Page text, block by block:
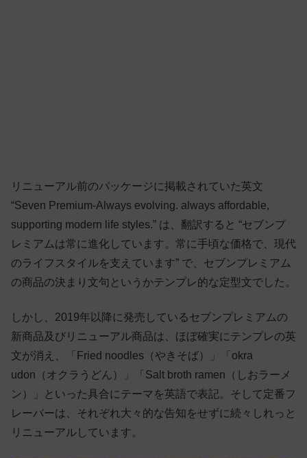
リニューアル前のパッケージに掲載されていた英文
“Seven Premium-Always evolving. always affordable,
supporting modern life styles.” は、翻訳すると “セブンプ
レミアムは常に進化しています。常に手頃な価格で、現代
のライフスタイルを支えています” で、セブンプレミアム
の商品の決まり文句というかテンプレ的な定型文でした。
しかし、2019年以降に発売しているセブンプレミアムの
新商品及びリニューアル商品は、ほぼ確実にテンプレの英
文が消え、「Fried noodles（やきそば）」「okra
udon（オクラうどん）」「Salt broth ramen（しおラーメ
ン）」といった具合にテーマを英語で表記。そして定番フ
レーバーは、それぞれ大々的な告知をせずに続々しれっと
リニューアルしています。